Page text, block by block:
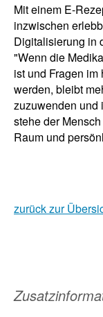
Mit einem E-
inzwischen
Digitalisierung in
"Wenn die
ist und Fragen
werden, bleibt
zuzuwenden und
stehe der
Raum und
zurück zur